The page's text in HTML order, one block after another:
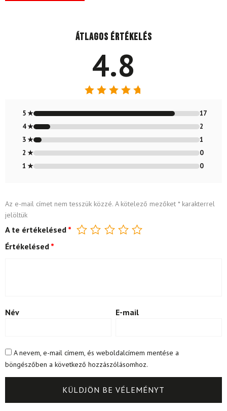
Átlagos értékelés
4.8
4.8/ 5
5 ★
17
4 ★
2
3 ★
1
2 ★
0
1 ★
0
Az e-mail címet nem tesszük közzé. A kötelező mezőket *karakterrel
jelöltük
A te értékelésed *
Értékelésed *
Név E-mail
A nevem, e-mail címem, és weboldalcímem mentése a
böngészőben a következő hozzászólásomhoz.